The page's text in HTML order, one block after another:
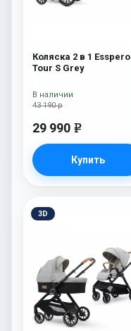
Коляска 2 в 1 Esspero
Tour S Grey
43 190 р
29 990 e
Купить
В наличии
3D